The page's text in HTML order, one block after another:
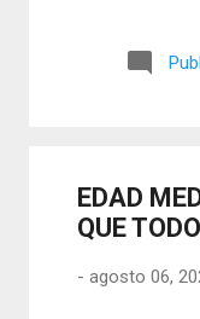
🎭 La
multifacético.
EDAD
QUE
- agosto 06,